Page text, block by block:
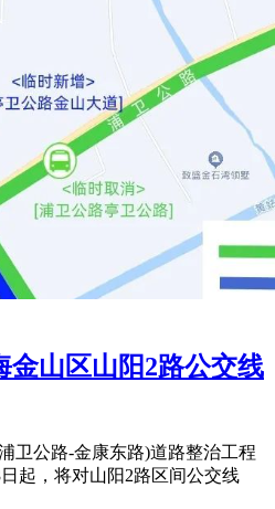
金山区山阳2路公交线
卫公路-金康东路)道路整治工程
起，将对山阳2路区间公交线